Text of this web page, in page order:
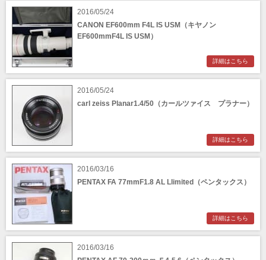
2016/05/24
CANON EF600mm F4L IS USM（キヤノン
EF600mmF4L IS USM）
詳細はこちら
2016/05/24
carl zeiss Planar1.4/50（カールツァイス プラナー）
詳細はこちら
2016/03/16
PENTAX FA 77mmF1.8 AL Llimited（ペンタックス）
詳細はこちら
2016/03/16